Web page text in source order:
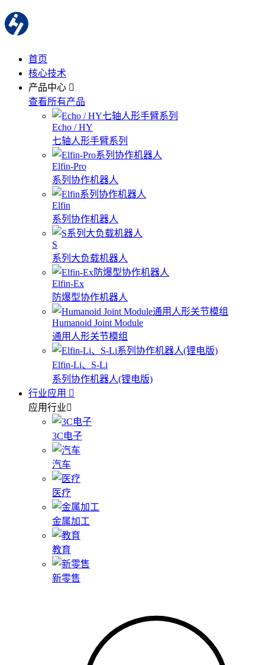
首页
核心技术
产品中心
查看所有产品
Echo / HY
七轴人形手臂系列
Elfin-Pro
系列协作机器人
Elfin
系列协作机器人
S
系列大负载机器人
Elfin-Ex
防爆型协作机器人
Humanoid Joint Module
通用人形关节模组
Elfin-Li、S-Li
系列协作机器人(锂电版)
行业应用
应用行业
3C电子
汽车
医疗
金属加工
教育
新零售